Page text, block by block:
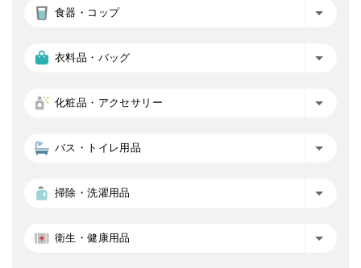
食器・コップ
衣料品・バッグ
化粧品・アクセサリー
バス・トイレ用品
掃除・洗濯用品
衛生・健康用品